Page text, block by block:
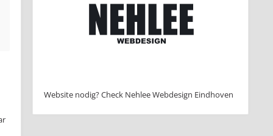
Website nodig? Check Nehlee Webdesign Eindhoven